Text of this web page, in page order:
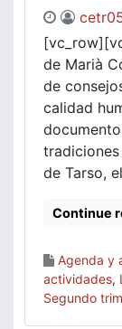
de Marià
de
calidad
de Tarso,
Continue
Agenda y
actividades,
Segundo